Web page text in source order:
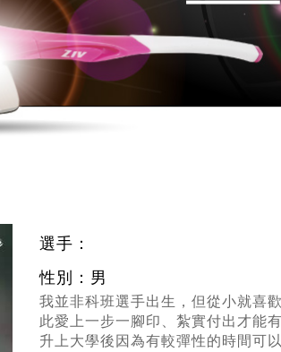
選手：
性別：男
我並非科班選手出生，但從小就喜
此愛上一步一腳印、紮實付出才能
升上大學後因為有較彈性的時間可